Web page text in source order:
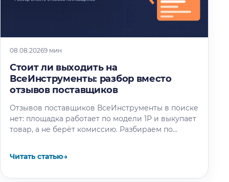
08.08.20269 мин
Стоит ли выходить на
ВсеИнструменты: разбор вместо
отзывов поставщиков
Отзывов поставщиков ВсеИнструменты в поиске
нет: площадка работает по модели 1P и выкупает
товар, а не берёт комиссию. Разбираем по
Читать статью→